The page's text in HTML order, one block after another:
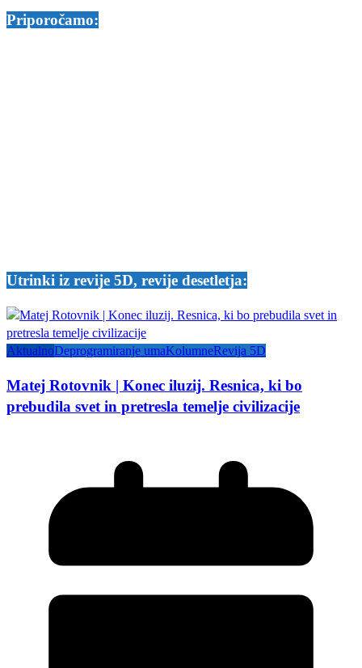
Priporočamo:
Utrinki iz revije 5D, revije desetletja:
AktualnoDeprogramiranje umaKolumneRevija 5D
Matej Rotovnik | Konec iluzij. Resnica, ki bo
prebudila svet in pretresla temelje civilizacije